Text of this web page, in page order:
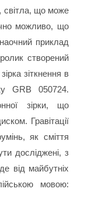
світла, що може
можливо, що
приклад
створений
зіткнення в
GRB 050724.
зірки, що
Гравітації
як сміття
досліджені, з
від майбутніх
мовою: